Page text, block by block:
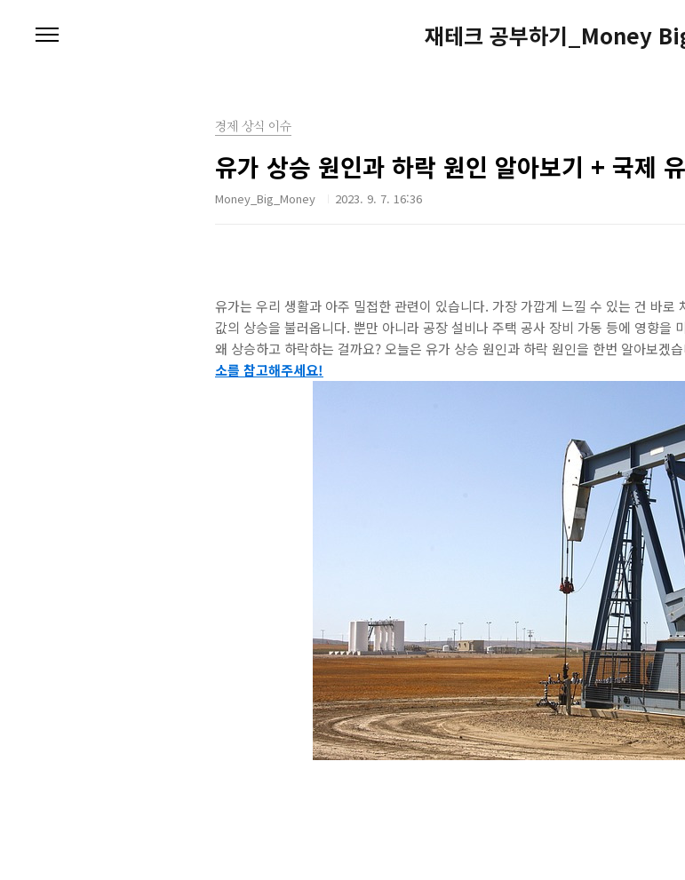
재테크 공부하기_Money
경제 상식 이슈
유가 상승 원인과 하락 원인 알아보기 + 국제
Money_Big_Money 2023. 9. 7. 16:36
유가는 우리 생활과 아주 밀접한 관련이 있습니다. 가장 가깝게 느낄 수 있는 건 바
값의 상승을 불러옵니다. 뿐만 아니라 공장 설비나 주택 공사 장비 가동 등에 영향을
왜 상승하고 하락하는 걸까요? 오늘은 유가 상승 원인과 하락 원인을 한번 알아보겠
소를 참고해주세요!